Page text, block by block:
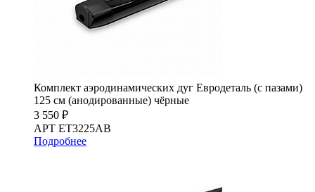
Комплект аэродинамических дуг Евродеталь (с пазами)
125 см (анодированные) чёрные
3 550 ₽
АРТ ET3225AB
Подробнее